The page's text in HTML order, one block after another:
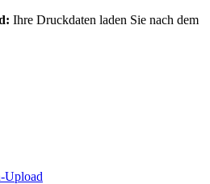
Ihre Druckdaten laden Sie nach dem
Upload